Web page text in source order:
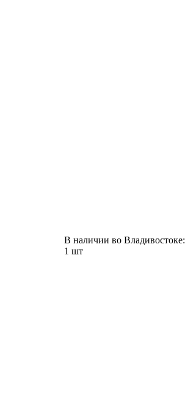
В наличии во Владивостоке:
1 шт